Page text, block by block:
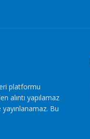
platformu
alıntı yapılamaz
Bu